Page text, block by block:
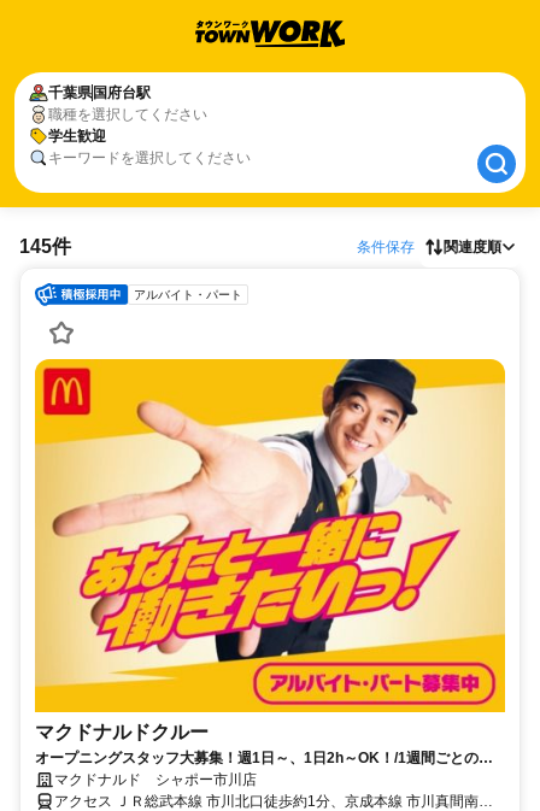
千葉県 国府台駅
職種を選択してください
学生歓迎
キーワードを選択してください
千葉県 国府台駅
学生歓迎
145件 条件保存 関連度順
アルバイト・パート
マクドナルドクルー
オープニングスタッフ大募集！週1日～、1日2h～OK！/1週間ごとのシ
フト制！
マクドナルド シャポー市川店
アクセス ＪＲ総武本線 市川北口徒歩約1分、京成本線 市川真間南口